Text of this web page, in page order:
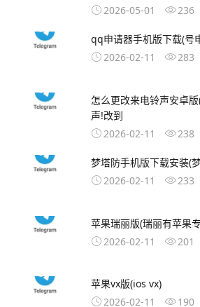
2026-05-01
236
qq申请器手机版下载(号
2026-02-11
283
怎么更改来电铃声安卓
声!改到
2026-02-11
238
梦塔防手机版下载安装(
2026-02-11
233
苹果瑞丽版(瑞丽有苹果
2026-02-11
201
苹果vx版(ios vx)
2026-02-11
190